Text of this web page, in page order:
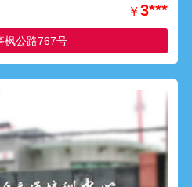
￥3***
枫公路767号